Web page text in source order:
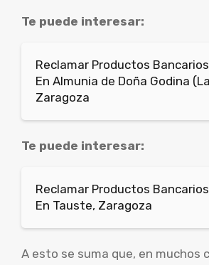
Te puede interesar:
Reclamar Productos
En Almunia de Doña Godina
Zaragoza
Te puede interesar:
Reclamar Productos
En Tauste, Zaragoza
A esto se suma que, en muchos